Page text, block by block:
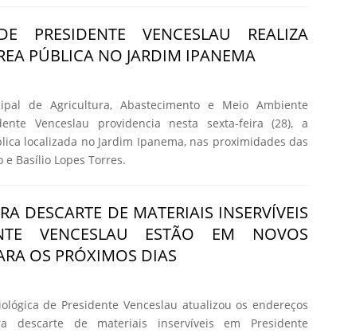
PRESIDENTE VENCESLAU REALIZA
PÚBLICA NO JARDIM IPANEMA
de Agricultura, Abastecimento e Meio Ambiente
Venceslau providencia nesta sexta-feira (28), a
localizada no Jardim Ipanema, nas proximidades das
Basílio Lopes Torres.
DESCARTE DE MATERIAIS INSERVÍVEIS
VENCESLAU ESTÃO EM NOVOS
OS PRÓXIMOS DIAS
de Presidente Venceslau atualizou os endereços
descarte de materiais inservíveis em Presidente